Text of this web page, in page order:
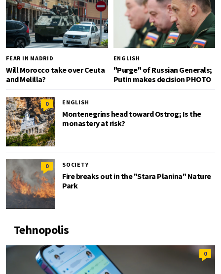
FEAR IN MADRID
Will Morocco take over Ceuta
and Melilla?
ENGLISH
"Purge" of Russian Generals;
Putin makes decision PHOTO
0 ENGLISH
Montenegrins head toward Ostrog; Is the
monastery at risk?
0 SOCIETY
Fire breaks out in the "Stara Planina" Nature
Park
Tehnopolis
0